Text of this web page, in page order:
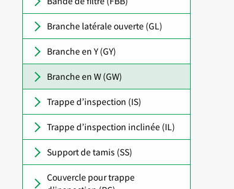
Branche latérale ouverte (GL)
Branche en Y (GY)
Branche en W (GW)
Trappe d’inspection (IS)
Trappe d’inspection inclinée (IL)
Support de tamis (SS)
Couvercle pour trappe